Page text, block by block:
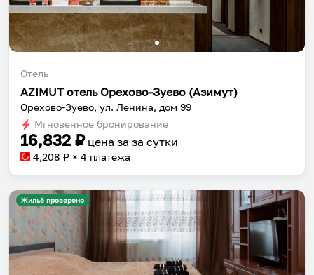
Отель
AZIMUT отель Орехово-Зуево (Азимут)
Орехово-Зуево, ул. Ленина, дом 99
Мгновенное бронирование
16,832 ₽ цена за за сутки
4,208 ₽ × 4 платежа
Жильё проверено